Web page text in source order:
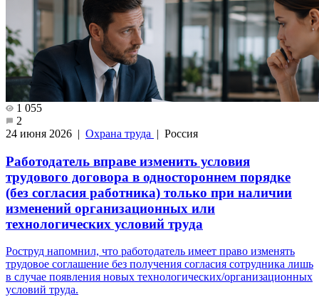
1 055
2
24 июня 2026 | Охрана труда | Россия
Работодатель вправе изменить условия
трудового договора в одностороннем порядке
(без согласия работника) только при наличии
изменений организационных или
технологических условий труда
Роструд напомнил, что работодатель имеет право изменять
трудовое соглашение без получения согласия сотрудника лишь
в случае появления новых технологических/организационных
условий труда.